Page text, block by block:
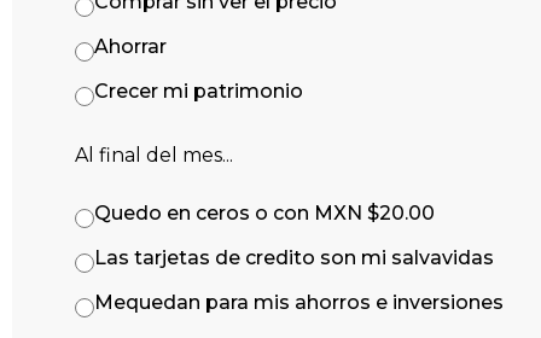
Ahorrar
Crecer mi patrimonio
Al final del mes...
Quedo en ceros o con MXN $20.00
Las tarjetas de credito son mi salvavidas
Mequedan para mis ahorros e inversiones